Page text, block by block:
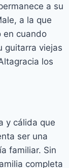
a su
a la que
en cuando
guitarra viejas
los
y cálida que
ser una
familiar. Sin
completa